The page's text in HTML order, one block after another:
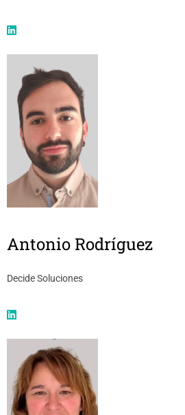
Antonio Rodríguez
Decide Soluciones